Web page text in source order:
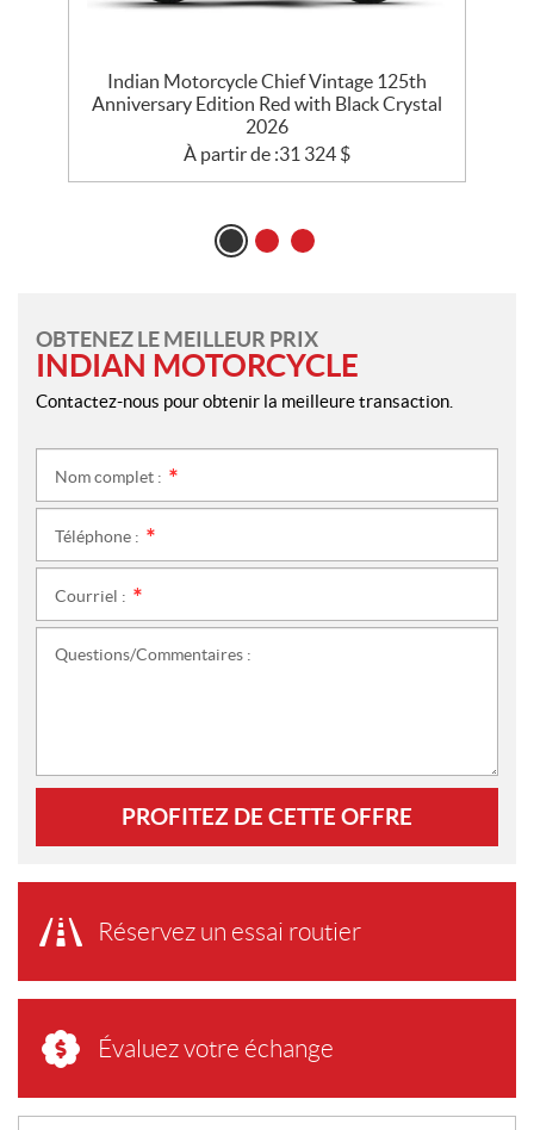
Indian Motorcycle Chief Vintage 125th
Anniversary Edition Red with Black Crystal
2026
À partir de :31 324 $
OBTENEZ LE MEILLEUR PRIX
INDIAN MOTORCYCLE
Contactez-nous pour obtenir la meilleure transaction.
Nom complet :
Téléphone :
Courriel :
Questions/Commentaires :
PROFITEZ DE CETTE OFFRE
Réservez un essai routier
Évaluez votre échange